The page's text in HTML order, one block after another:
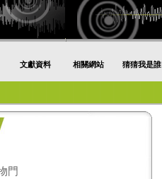
文獻資料 相關網站 猜猜我是誰
門